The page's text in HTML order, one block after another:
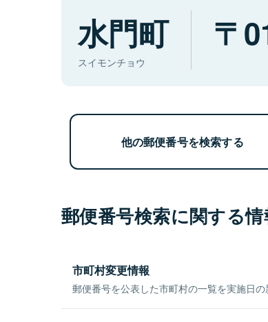
水門町
スイモンチョウ
他の郵便番号を検索する
郵便番号検索に関する情
市町村変更情報
郵便番号を公表した市町村の一覧を実施日の